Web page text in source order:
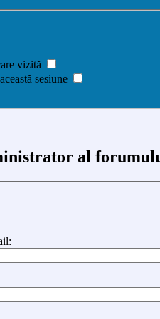
vizită
sesiune
al